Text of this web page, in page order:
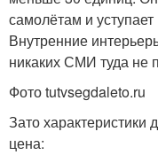
самолётам и
Внутренние
никаких СМИ туда не
Фото tutvsegdaleto.ru
Зато характеристики
цена: